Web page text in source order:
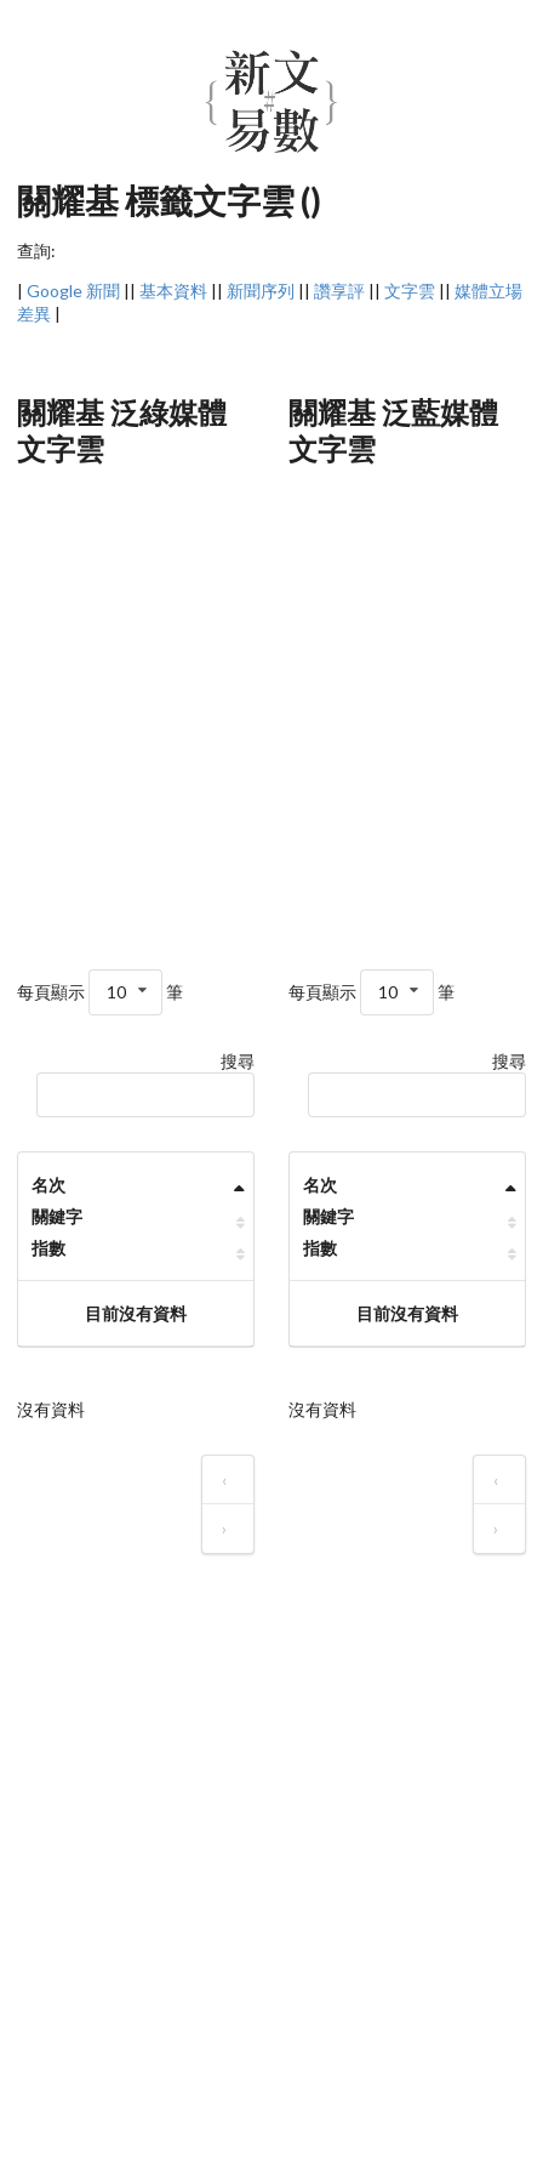
關耀基 標籤文字雲 ()
查詢:
| Google 新聞 || 基本資料 || 新聞序列 || 讚享評 || 文字雲 || 媒體立場
差異 |
關耀基 泛綠媒體
文字雲
每頁顯示 10 筆
搜尋
名次
關鍵字
指數
目前沒有資料
沒有資料
‹
›
關耀基 泛藍媒體
文字雲
每頁顯示 10 筆
搜尋
名次
關鍵字
指數
目前沒有資料
沒有資料
‹
›